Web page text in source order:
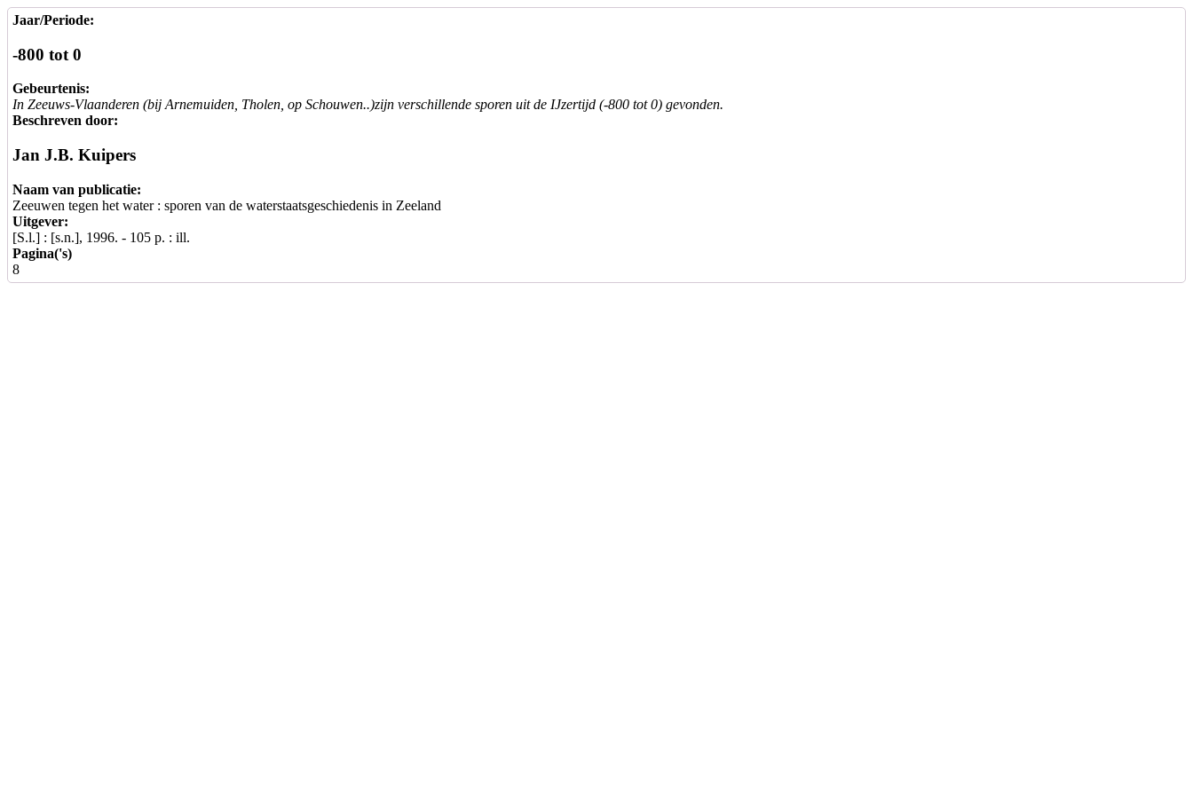
Jaar/Periode:
-800 tot 0
Gebeurtenis:
In Zeeuws-Vlaanderen (bij Arnemuiden, Tholen, op Schouwen..)zijn verschillende sporen uit de IJzertijd (-800 tot 0) gevonden.
Beschreven door:
Jan J.B. Kuipers
Naam van publicatie:
Zeeuwen tegen het water : sporen van de waterstaatsgeschiedenis in Zeeland
Uitgever:
[S.l.] : [s.n.], 1996. - 105 p. : ill.
Pagina('s)
8